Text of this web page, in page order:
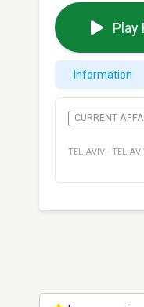
Play
Information
CURRENT
TEL AVIV · TEL